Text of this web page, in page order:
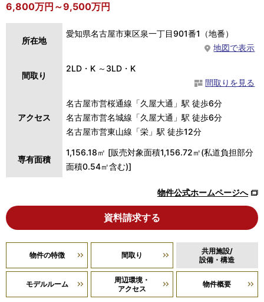
6,800万円～9,500万円
所在地
愛知県名古屋市東区泉一丁目901番1（地番）
地図で表示
間取り
2LD・K ～3LD・K
間取りを見る
アクセス
名古屋市営桜通線「久屋大通」駅 徒歩6分
名古屋市営名城線「久屋大通」駅 徒歩6分
名古屋市営東山線「栄」駅 徒歩12分
専有面積
1,156.18㎡ [販売対象面積1,156.72㎡(私道負担部分
面積0.54㎡含む)]
物件公式ホームページへ
資料請求する
物件の特徴 間取り
共用施設/
設備・構造
モデルルーム
周辺環境・
アクセス
物件概要